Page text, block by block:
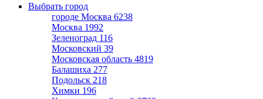
Выбрать город
городе Москва 6238
Москва 1992
Зеленоград 116
Московский 39
Московская область 4819
Балашиха 277
Подольск 218
Химки 196